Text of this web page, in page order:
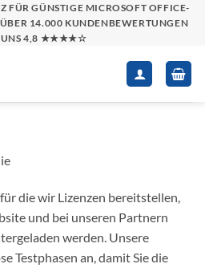
FÜR GÜNSTIGE MICROSOFT OFFICE-
14.000 KUNDENBEWERTUNGEN
UNS 4,8 ★★★★☆
die wir Lizenzen bereitstellen,
und bei unseren Partnern
werden. Unsere
Testphasen an, damit Sie die